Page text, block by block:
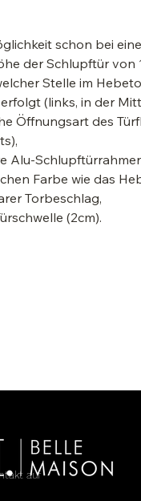
schon bei
der Schlupftür von
Stelle im
(links, in der
Öffnungsart des
Alu-
Farbe wie das
Torbeschlag,
(2cm).
auf